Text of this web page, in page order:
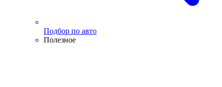
Подбор по авто
Полезное